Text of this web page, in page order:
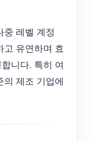
중 레벨 계정
고 유연하며 효
니다. 특히 여
의 제조 기업에